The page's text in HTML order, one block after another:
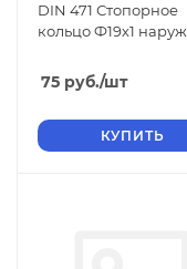
DIN 471 Стопорное
кольцо Ф19х1 наруж.
75 руб./шт
КУПИТЬ